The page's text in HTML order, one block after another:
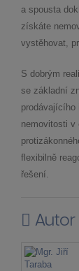
a spousta
získáte
vystěhovat,
S dobrým
se základní
nemovitosti v
flexibilně
řešení.
Autor